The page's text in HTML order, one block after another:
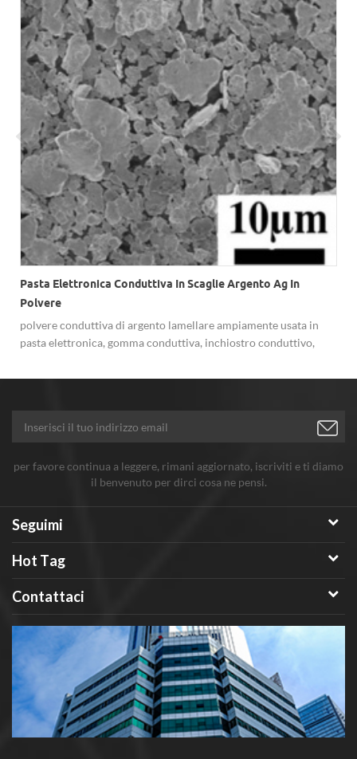
Pasta Elettronica Conduttiva In Scaglie Argento Ag In
Polvere
polvere conduttiva di argento lamellare ampiamente usata in
pasta elettronica, gomma conduttiva, inchiostro conduttivo,
per favore continua a leggere, rimani aggiornato, iscriviti e ti diamo
il benvenuto per dirci cosa ne pensi.
Seguimi
Hot Tag
Contattaci